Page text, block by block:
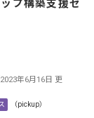
プ構築支援セ
2023年6月16日 更
（pickup）